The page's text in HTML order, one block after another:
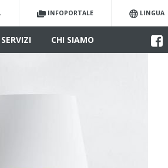
INFOPORTALE LINGUA
SERVIZI CHI SIAMO